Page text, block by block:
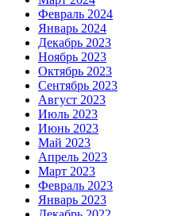
Февраль 2024
Январь 2024
Декабрь 2023
Ноябрь 2023
Октябрь 2023
Сентябрь 2023
Август 2023
Июль 2023
Июнь 2023
Май 2023
Апрель 2023
Март 2023
Февраль 2023
Январь 2023